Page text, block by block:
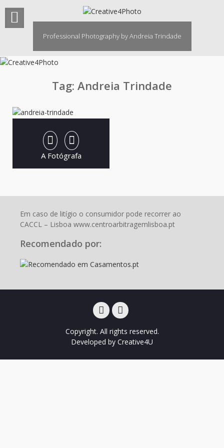
content
Professional Photography by Andreia Trindade
Tag: Andreia Trindade
A Fotógrafa
Em caso de litígio o consumidor pode recorrer ao
CACCL – Lisboa www.centroarbitragemlisboa.pt
Recomendado por:
Copyright. All rights reserved.
Developed by Creative4U